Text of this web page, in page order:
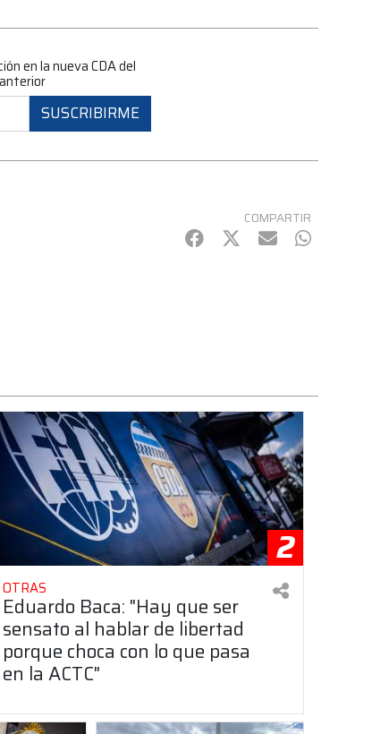
en la nueva CDA del
SUSCRIBIRME
COMPARTIR
Facebook
Twitter
mail WhatsApp
2
OTRAS
Eduardo Baca: "Hay que ser
sensato al hablar de libertad
porque choca con lo que pasa
en la ACTC"